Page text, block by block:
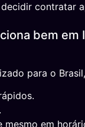
contratar
bem em
para o
mesmo em